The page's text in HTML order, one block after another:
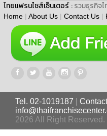
ไทยแฟรนไชส์เซ็นเตอร์ : รวมธุรกิจไ
Home | About Us | Contact Us |
Tel. 02-1019187
2026 All Right Reserved.